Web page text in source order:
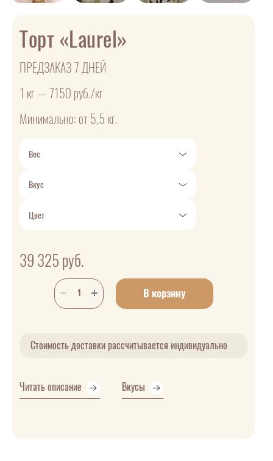
Торт «Laurel»
ПРЕДЗАКАЗ 7 ДНЕЙ
1 кг — 7150 руб./кг
Минимально: от 5,5 кг.
Вес
Вкус
Цвет
39 325 руб.
В корзину
Стоимость доставки рассчитывается индивидуально
Читать описание Вкусы